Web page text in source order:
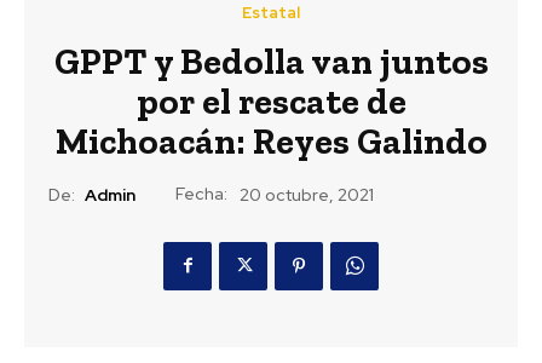
Estatal
GPPT y Bedolla van juntos
por el rescate de
Michoacán: Reyes Galindo
De: Admin Fecha: 20 octubre, 2021